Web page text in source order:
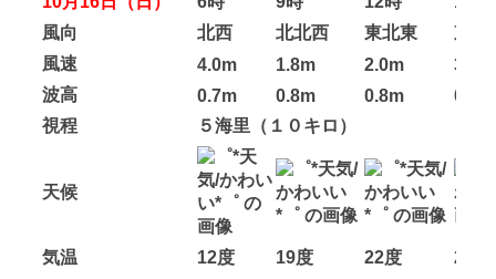
風向
北西 北北西 東北東
東南
風速
4.0m 1.8m 2.0m
3.1m
波高
0.7m 0.8m 0.8m
0.8m
視程
５海里（１０キロ）
天候
気温 12度 19度 22度
22度